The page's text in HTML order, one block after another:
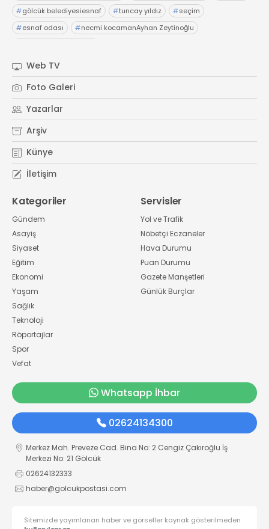
#gölcük belediyesiesnaf #tuncay yıldız #seçim
#esnaf odası #necmi kocamanAyhan Zeytinoğlu
Web TV
Foto Galeri
Yazarlar
Arşiv
Künye
İletişim
Kategoriler
Gündem
Asayiş
Siyaset
Eğitim
Ekonomi
Yaşam
Sağlık
Teknoloji
Röportajlar
Spor
Vefat
Servisler
Yol ve Trafik
Nöbetçi Eczaneler
Hava Durumu
Puan Durumu
Gazete Manşetleri
Günlük Burçlar
Whatsapp İhbar
02624134300
Merkez Mah. Preveze Cad. Bina No: 2 Cengiz Çakıroğlu İş
Merkezi No: 21 Gölcük
02624132333
haber@golcukpostasi.com
Sitemizde yayımlanan haber ve görseller kaynak gösterilmeden